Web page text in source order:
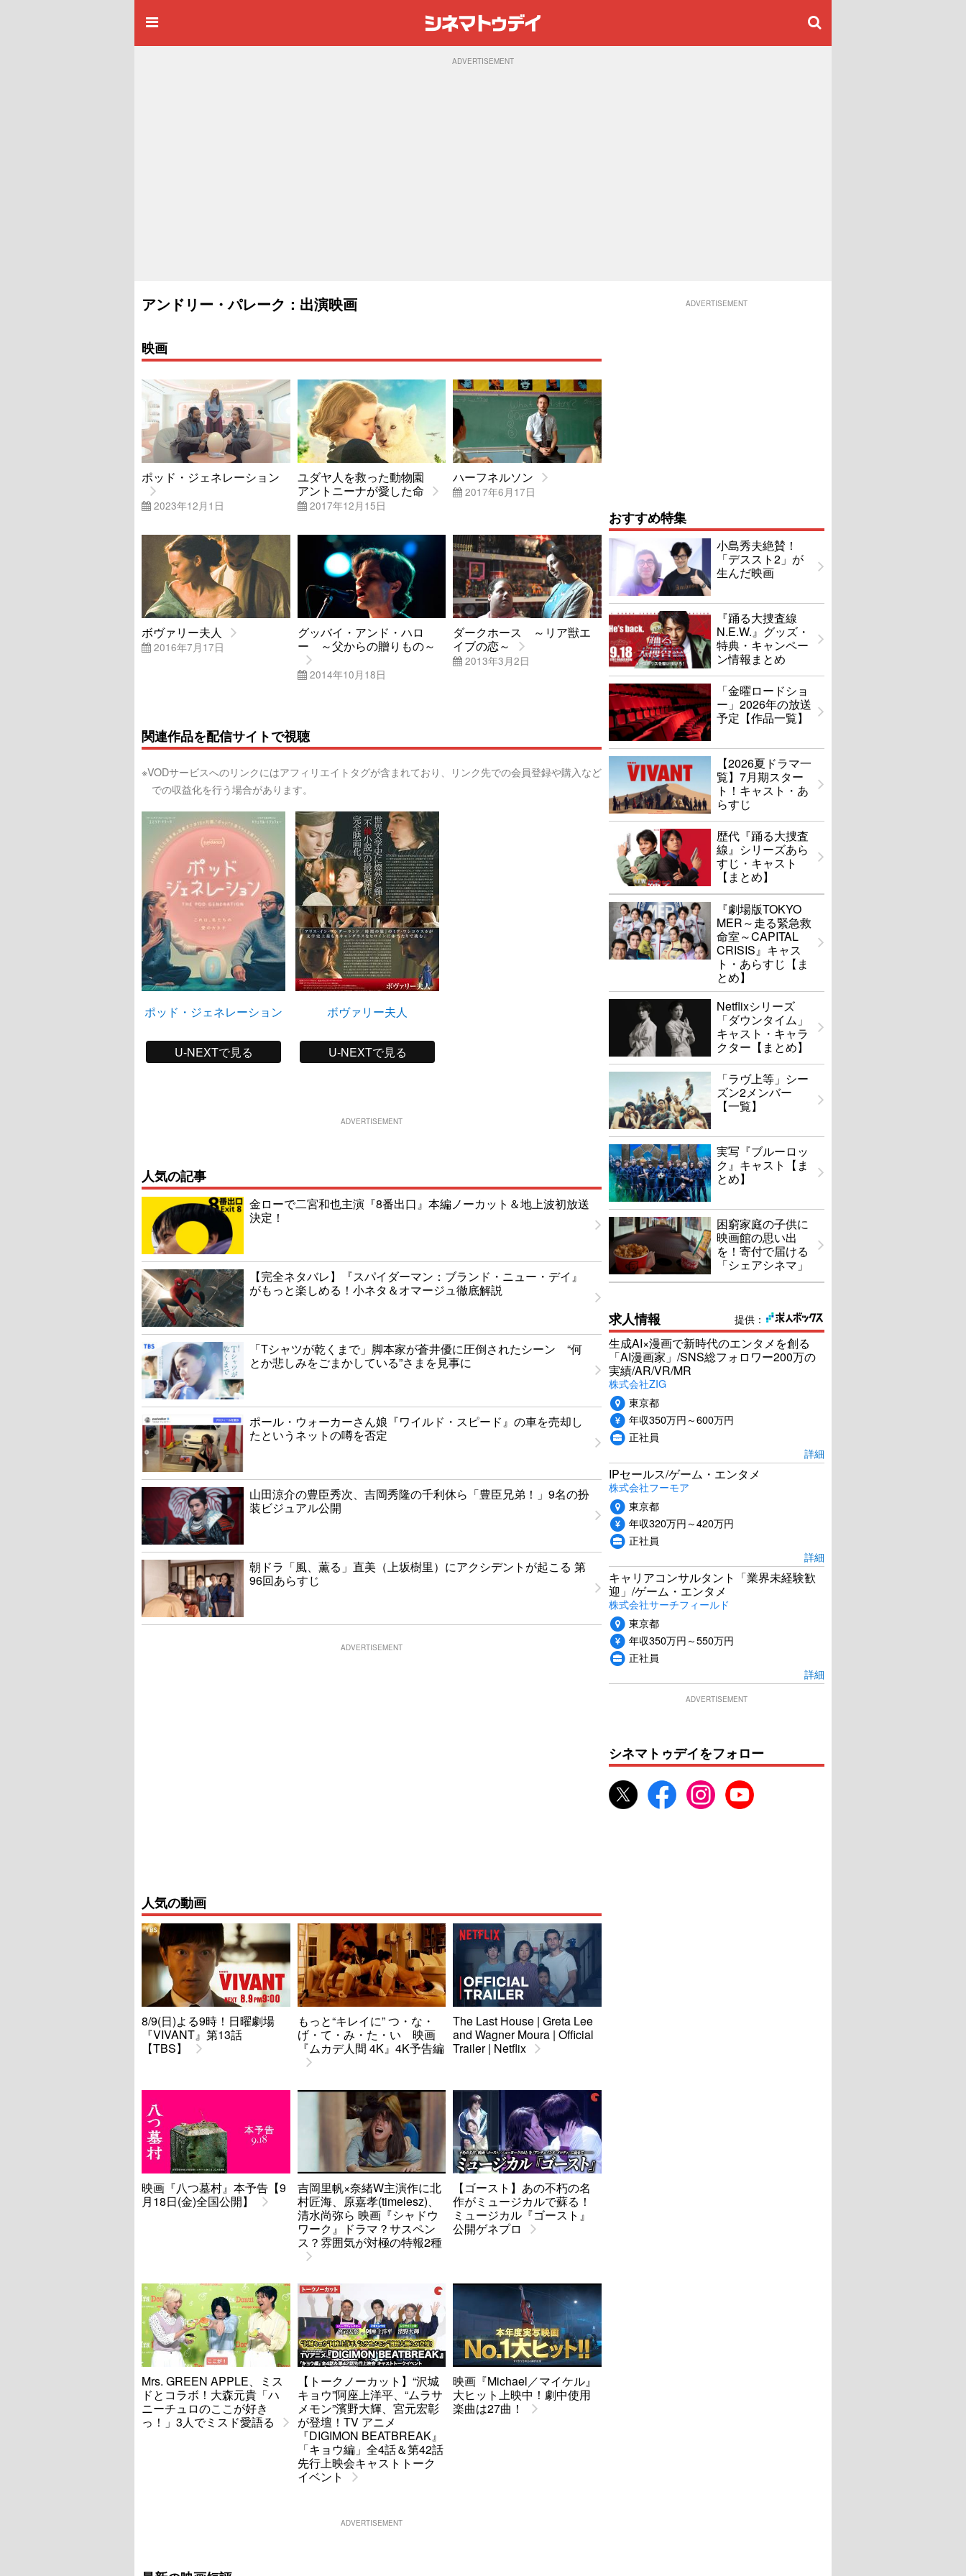
ADVERTISEMENT
アンドリー・パレーク：出演映画
映画
ポッド・ジェネレーション
2023年12月1日
ユダヤ人を救った動物園
アントニーナが愛した命
2017年12月15日
ハーフネルソン
2017年6月17日
ボヴァリー夫人
2016年7月17日
グッバイ・アンド・ハロ
ー ～父からの贈りもの～
2014年10月18日
ダークホース ～リア獣エ
イブの恋～
2013年3月2日
関連作品を配信サイトで視聴
※VODサービスへのリンクにはアフィリエイトタグが含まれており、リンク先での会員登録や購入など
での収益化を行う場合があります。
ポッド・ジェネレーション
U-NEXTで見る
ボヴァリー夫人
U-NEXTで見る
ADVERTISEMENT
人気の記事
金ローで二宮和也主演『8番出口』本編ノーカット＆地上波初放送
決定！
【完全ネタバレ】『スパイダーマン：ブランド・ニュー・デイ』
がもっと楽しめる！小ネタ＆オマージュ徹底解説
「Tシャツが乾くまで」脚本家が蒼井優に圧倒されたシーン “何
とか悲しみをごまかしている”さまを見事に
ポール・ウォーカーさん娘『ワイルド・スピード』の車を売却し
たというネットの噂を否定
山田涼介の豊臣秀次、吉岡秀隆の千利休ら「豊臣兄弟！」9名の扮
装ビジュアル公開
朝ドラ「風、薫る」直美（上坂樹里）にアクシデントが起こる 第
96回あらすじ
ADVERTISEMENT
人気の動画
8/9(日)よる9時！日曜劇場
『VIVANT』第13話
【TBS】
もっと“キレイに” つ・な・
げ・て・み・た・い 映画
『ムカデ人間 4K』4K予告編
The Last House | Greta Lee
and Wagner Moura | Official
Trailer | Netflix
映画『八つ墓村』本予告【9
月18日(金)全国公開】
吉岡里帆×奈緒W主演作に北
村匠海、原嘉孝(timelesz)、
清水尚弥ら 映画『シャドウ
ワーク』ドラマ？サスペン
ス？雰囲気が対極の特報2種
【ゴースト】あの不朽の名
作がミュージカルで蘇る！
ミュージカル『ゴースト』
公開ゲネプロ
Mrs. GREEN APPLE、ミス
ドとコラボ！大森元貴「ハ
ニーチュロのここが好き
っ！」3人でミスド愛語る
【トークノーカット】“沢城
キョウ”阿座上洋平、“ムラサ
メモン”濱野大輝、宮元宏彰
が登壇！TV アニメ
『DIGIMON BEATBREAK』
「キョウ編」全4話＆第42話
先行上映会キャストトーク
イベント
映画『Michael／マイケル』
大ヒット上映中！劇中使用
楽曲は27曲！
ADVERTISEMENT
ADVERTISEMENT
おすすめ特集
小島秀夫絶賛！
「デススト2」が
生んだ映画
『踊る大捜査線
N.E.W.』グッズ・
特典・キャンペー
ン情報まとめ
「金曜ロードショ
ー」2026年の放送
予定【作品一覧】
【2026夏ドラマ一
覧】7月期スター
ト！キャスト・あ
らすじ
歴代『踊る大捜査
線』シリーズあら
すじ・キャスト
【まとめ】
『劇場版TOKYO
MER～走る緊急救
命室～CAPITAL
CRISIS』キャス
ト・あらすじ【ま
とめ】
Netflixシリーズ
「ダウンタイム」
キャスト・キャラ
クター【まとめ】
「ラヴ上等」シー
ズン2メンバー
【一覧】
実写『ブルーロッ
ク』キャスト【ま
とめ】
困窮家庭の子供に
映画館の思い出
を！寄付で届ける
「シェアシネマ」
提供：
求人情報
生成AI×漫画で新時代のエンタメを創る
「AI漫画家」/SNS総フォロワー200万の
実績/AR/VR/MR
株式会社ZIG
東京都
年収350万円～600万円
正社員
詳細
IPセールス/ゲーム・エンタメ
株式会社フーモア
東京都
年収320万円～420万円
正社員
詳細
キャリアコンサルタント「業界未経験歓
迎」/ゲーム・エンタメ
株式会社サーチフィールド
東京都
年収350万円～550万円
正社員
詳細
ADVERTISEMENT
シネマトゥデイをフォロー